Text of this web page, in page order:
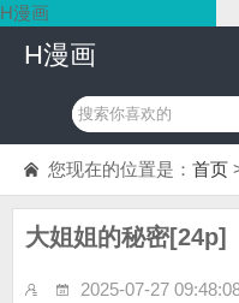
H漫画
H漫画
您现在的位置是： 首页
大姐姐的秘密[24p]
2025-07-27